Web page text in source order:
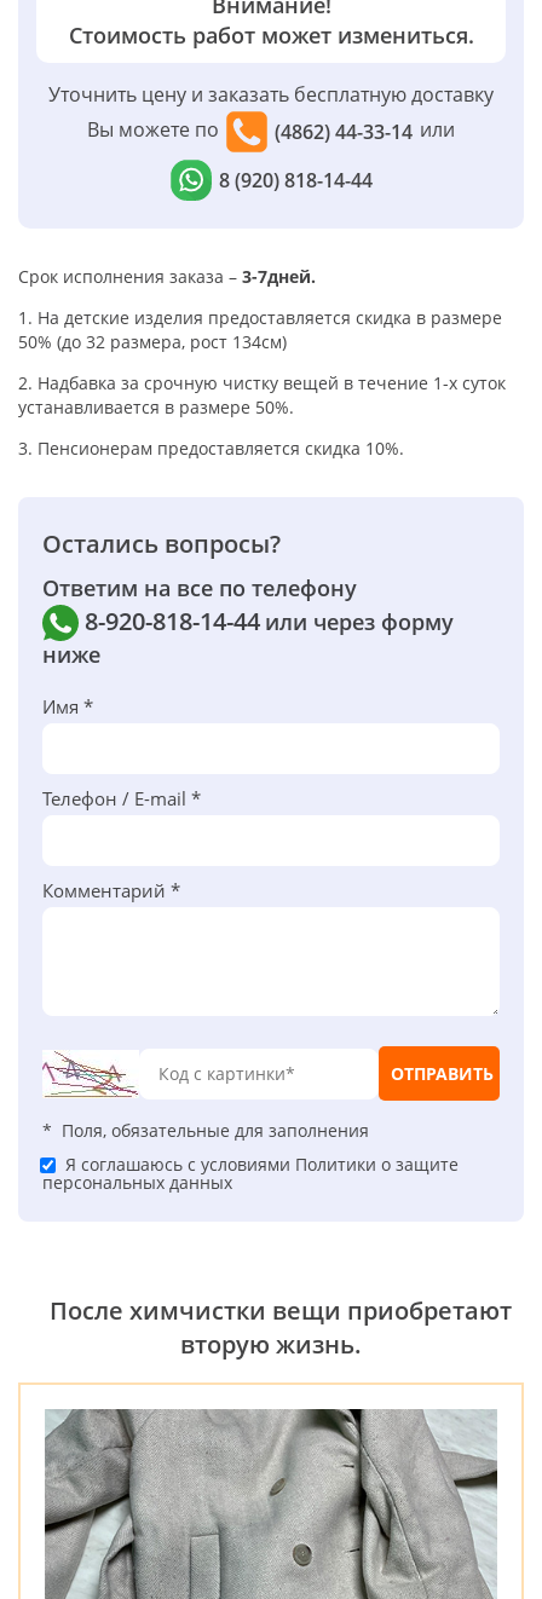
Стоимость работ может измениться.
Уточнить цену и заказать бесплатную доставку
Вы можете по
(4862) 44-33-14 или
8 (920) 818-14-44
Срок исполнения заказа – 3-7дней.
1. На детские изделия предоставляется скидка в размере
50% (до 32 размера, рост 134см)
2. Надбавка за срочную чистку вещей в течение 1-х суток
устанавливается в размере 50%.
3. Пенсионерам предоставляется скидка 10%.
Остались вопросы?
Ответим на все по телефону
8-920-818-14-44 или через форму
ниже
Имя *
Телефон / E-mail *
Комментарий *
ОТПРАВИТЬ
* Поля, обязательные для заполнения
Я соглашаюсь с условиями Политики о защите
персональных данных
После химчистки вещи приобретают
вторую жизнь.